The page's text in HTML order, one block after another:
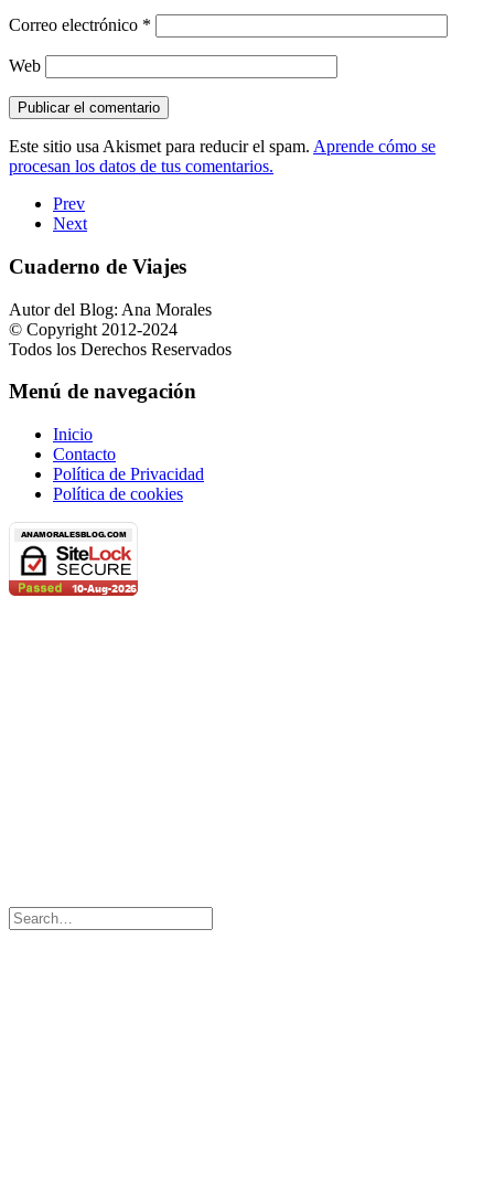
Correo electrónico *
Web
Este sitio usa Akismet para reducir el spam. Aprende cómo se
procesan los datos de tus comentarios.
Prev
Next
Cuaderno de Viajes
Autor del Blog: Ana Morales
© Copyright 2012-2024
Todos los Derechos Reservados
Menú de navegación
Inicio
Contacto
Política de Privacidad
Política de cookies